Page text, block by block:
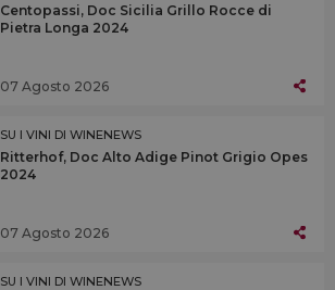
Centopassi, Doc Sicilia Grillo Rocce di
Pietra Longa 2024
07 Agosto 2026
SU I VINI DI WINENEWS
Ritterhof, Doc Alto Adige Pinot Grigio Opes
2024
07 Agosto 2026
SU I VINI DI WINENEWS